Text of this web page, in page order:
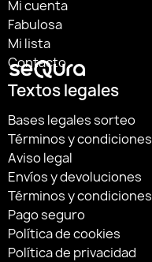
Mi cuenta
Fabulosa
Mi lista
Contacto
Textos legales
Bases legales sorteo
Términos y condiciones
Aviso legal
Envíos y devoluciones
Términos y condiciones
Pago seguro
Política de cookies
Política de privacidad